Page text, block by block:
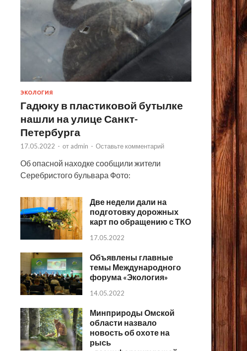
ЭКОЛОГИЯ
Гадюку в пластиковой бутылке
нашли на улице Санкт-
Петербурга
17.05.2022 - от admin - Оставьте комментарий
Об опасной находке сообщили жители
Серебристого бульвара Фото:
Две недели дали на
подготовку дорожных
карт по обращению с ТКО
17.05.2022
Объявлены главные
темы Международного
форума «Экология»
14.05.2022
Минприроды Омской
области назвало
новость об охоте на
рысь